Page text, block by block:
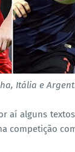
Itália e
aí alguns
competição